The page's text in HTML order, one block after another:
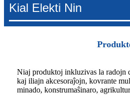
Kial Elekti Nin
Niaj produktoj inkluzivas la radojn
kaj iliajn akcesoraĵojn, kovrante
minado, konstrumaŝinaro,